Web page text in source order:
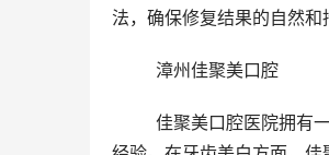
法，确保修复结果的自然和
	漳州佳聚美口腔